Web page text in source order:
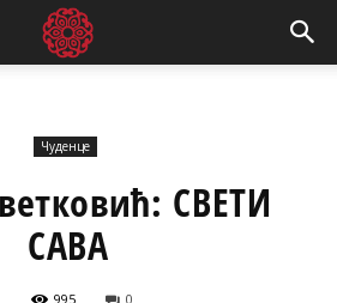
Чуденце
СВЕТИ
САВА
995 0